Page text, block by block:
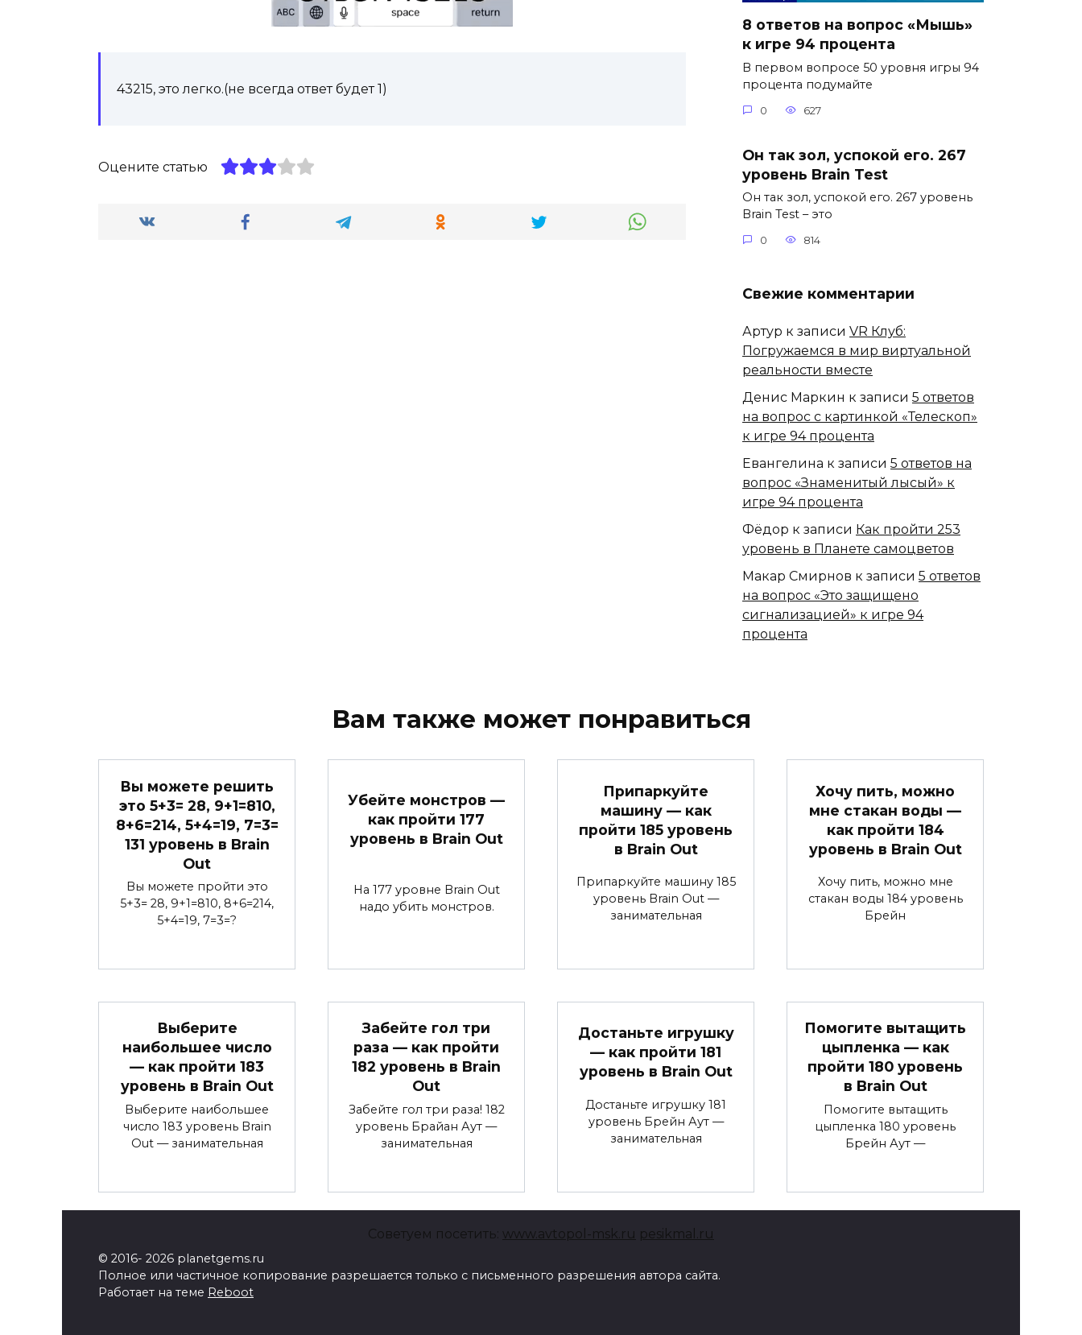
43215, это легко.(не всегда ответ будет 1)
Оцените статью
8 ответов на вопрос «Мышь»
к игре 94 процента
В первом вопросе 50 уровня игры 94
процента подумайте
0 627
Он так зол, успокой его. 267
уровень Brain Test
Он так зол, успокой его. 267 уровень
Brain Test – это
0 814
Свежие комментарии
Артур к записи VR Клуб:
Погружаемся в мир виртуальной
реальности вместе
Денис Маркин к записи 5 ответов
на вопрос с картинкой «Телескоп»
к игре 94 процента
Евангелина к записи 5 ответов на
вопрос «Знаменитый лысый» к
игре 94 процента
Фёдор к записи Как пройти 253
уровень в Планете самоцветов
Макар Смирнов к записи 5 ответов
на вопрос «Это защищено
сигнализацией» к игре 94
процента
Вам также может понравиться
Вы можете решить
это 5+3= 28, 9+1=810,
8+6=214, 5+4=19, 7=3=
131 уровень в Brain
Out
Вы можете пройти это
5+3= 28, 9+1=810, 8+6=214,
5+4=19, 7=3=?
Убейте монстров —
как пройти 177
уровень в Brain Out
На 177 уровне Brain Out
надо убить монстров.
Припаркуйте
машину — как
пройти 185 уровень
в Brain Out
Припаркуйте машину 185
уровень Brain Out —
занимательная
Хочу пить, можно
мне стакан воды —
как пройти 184
уровень в Brain Out
Хочу пить, можно мне
стакан воды 184 уровень
Брейн
Выберите
наибольшее число
— как пройти 183
уровень в Brain Out
Выберите наибольшее
число 183 уровень Brain
Out — занимательная
Забейте гол три
раза — как пройти
182 уровень в Brain
Out
Забейте гол три раза! 182
уровень Брайан Аут —
занимательная
Достаньте игрушку
— как пройти 181
уровень в Brain Out
Достаньте игрушку 181
уровень Брейн Аут —
занимательная
Помогите вытащить
цыпленка — как
пройти 180 уровень
в Brain Out
Помогите вытащить
цыпленка 180 уровень
Брейн Аут —
© 2016- 2026 planetgems.ru
Полное или частичное копирование разрешается только с письменного разрешения автора сайта.
Работает на теме Reboot
Советуем посетить: www.avtopol-msk.ru pesikmal.ru